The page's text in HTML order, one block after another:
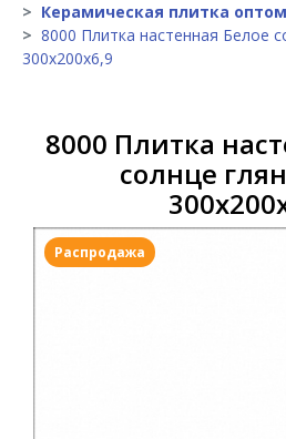
Керамическая плитка оптом
8000 Плитка настенная Белое
300х200х6,9
8000 Плитка
солнце
Распродажа